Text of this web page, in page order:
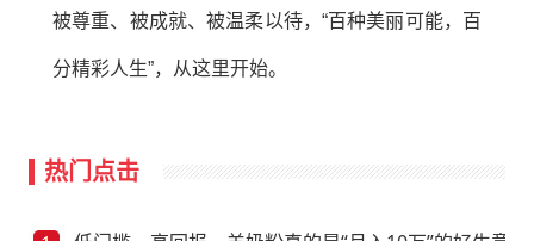
被尊重、被成就、被温柔以待，“百种美丽可能，百
分精彩人生”，从这里开始。
热门点击